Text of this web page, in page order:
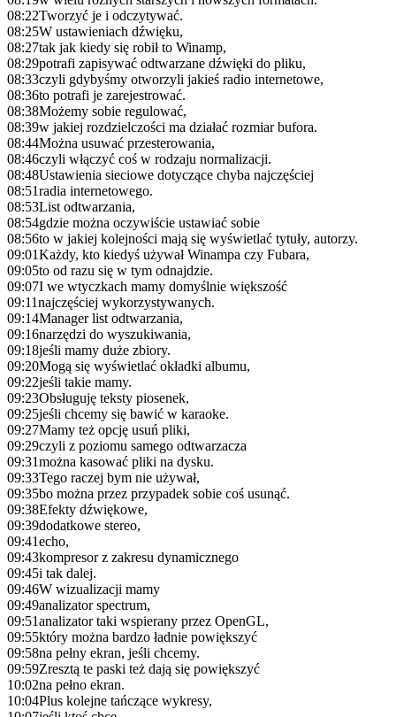
08:22Tworzyć je i odczytywać.
08:25W ustawieniach dźwięku,
08:27tak jak kiedy się robił to Winamp,
08:29potrafi zapisywać odtwarzane dźwięki do pliku,
08:33czyli gdybyśmy otworzyli jakieś radio internetowe,
08:36to potrafi je zarejestrować.
08:38Możemy sobie regulować,
08:39w jakiej rozdzielczości ma działać rozmiar bufora.
08:44Można usuwać przesterowania,
08:46czyli włączyć coś w rodzaju normalizacji.
08:48Ustawienia sieciowe dotyczące chyba najczęściej
08:51radia internetowego.
08:53List odtwarzania,
08:54gdzie można oczywiście ustawiać sobie
08:56to w jakiej kolejności mają się wyświetlać tytuły, autorzy.
09:01Każdy, kto kiedyś używał Winampa czy Fubara,
09:05to od razu się w tym odnajdzie.
09:07I we wtyczkach mamy domyślnie większość
09:11najczęściej wykorzystywanych.
09:14Manager list odtwarzania,
09:16narzędzi do wyszukiwania,
09:18jeśli mamy duże zbiory.
09:20Mogą się wyświetlać okładki albumu,
09:22jeśli takie mamy.
09:23Obsługuję teksty piosenek,
09:25jeśli chcemy się bawić w karaoke.
09:27Mamy też opcję usuń pliki,
09:29czyli z poziomu samego odtwarzacza
09:31można kasować pliki na dysku.
09:33Tego raczej bym nie używał,
09:35bo można przez przypadek sobie coś usunąć.
09:38Efekty dźwiękowe,
09:39dodatkowe stereo,
09:41echo,
09:43kompresor z zakresu dynamicznego
09:45i tak dalej.
09:46W wizualizacji mamy
09:49analizator spectrum,
09:51analizator taki wspierany przez OpenGL,
09:55który można bardzo ładnie powiększyć
09:58na pełny ekran, jeśli chcemy.
09:59Zresztą te paski też dają się powiększyć
10:02na pełno ekran.
10:04Plus kolejne tańczące wykresy,